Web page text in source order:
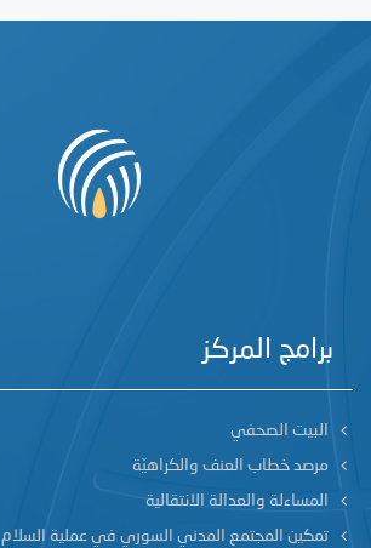
برامج المركز
البيت الصحفي
مرصد خطاب العنف والكراهيّة
المساءلة والعدالة الانتقالية
تمكين المجتمع المدني السوري في عملية السلام